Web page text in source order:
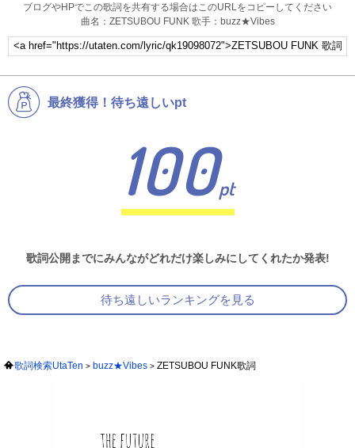
ブログやHPでこの歌詞を共有する場合はこのURLをコピーしてください
曲名：ZETSUBOU FUNK 歌手：buzz★Vibes
最終獲得！待ち遠しいpt
100pt
歌詞公開までにみんながどれだけ楽しみにしてくれたか発表!
待ち遠しいランキングを見る
歌詞検索UtaTen buzz★Vibes ZETSUBOU FUNK歌詞